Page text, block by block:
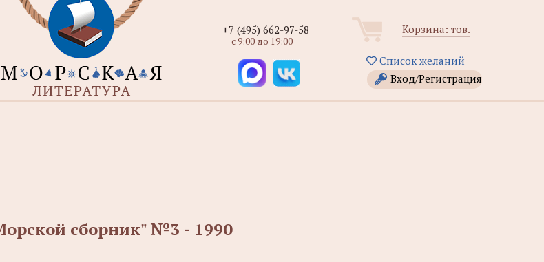
Корзина: тов.
Список желаний
Вход/Регистрация
+7 (495) 662-97-58
с 9:00 до 19:00
сборник" №3 - 1990